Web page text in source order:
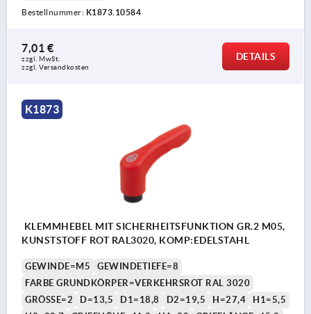
Bestellnummer: K1873.10584
7,01 €
zzgl. MwSt.
zzgl. Versandkosten
DETAILS
K1873
KLEMMHEBEL MIT SICHERHEITSFUNKTION GR.2 M05,
KUNSTSTOFF ROT RAL3020, KOMP:EDELSTAHL
GEWINDE=M5
GEWINDETIEFE=8
FARBE GRUNDKÖRPER=VERKEHRSROT RAL 3020
GRÖSSE=2
D=13,5 D1=18,8 D2=19,5 H=27,4
H1=5,5